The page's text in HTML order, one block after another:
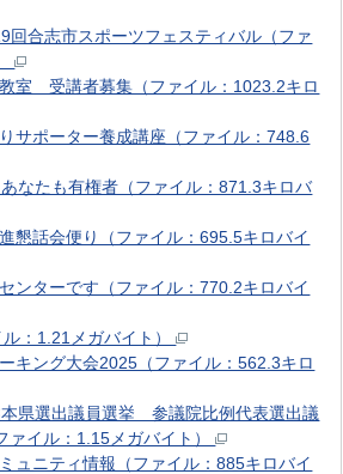
合志市スポーツフェスティバル（ファ
室 受講者募集（ファイル：1023.2キロ
サポーター養成講座（ファイル：748.6
なたも有権者（ファイル：871.3キロバ
懇話会便り（ファイル：695.5キロバイ
ンターです（ファイル：770.2キロバイ
ル：1.21メガバイト）
キング大会2025（ファイル：562.3キロ
県選出議員選挙 参議院比例代表選出議
ァイル：1.15メガバイト）
ュニティ情報（ファイル：885キロバイ